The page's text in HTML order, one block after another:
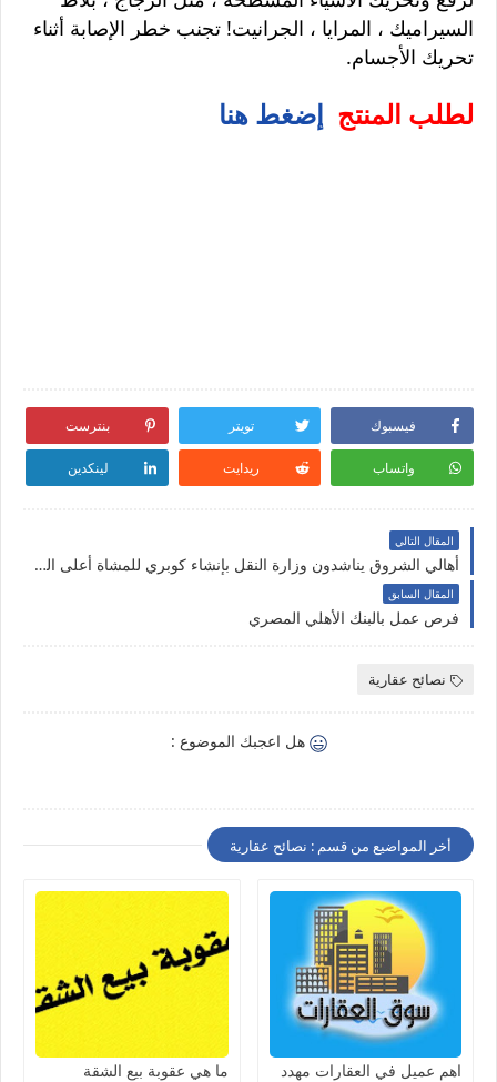
السيراميك ، المرايا ، الجرانيت! تجنب خطر الإصابة أثناء
تحريك الأجسام.
لطلب المنتج إضغط هنا
فيسبوك تويتر بنترست
واتساب ريدايت لينكدين
المقال التالي
أهالي الشروق يناشدون وزارة النقل بإنشاء كوبري للمشاة أعلى القطار المكهرب
المقال السابق
فرص عمل بالبنك الأهلي المصري
نصائح عقارية
هل اعجبك الموضوع :
أخر المواضيع من قسم : نصائح عقارية
اهم عميل في العقارات مهدد
ما هي عقوبة بيع الشقة